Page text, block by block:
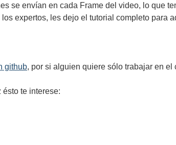
se envían en cada Frame del video, lo que
expertos, les dejo el tutorial completo para
github, por si alguien quiere sólo trabajar en el
ésto te interese: